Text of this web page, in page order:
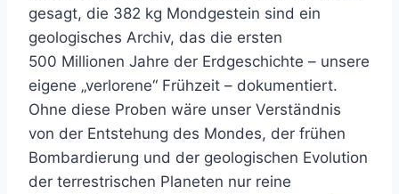
gesagt, die 382 kg Mondgestein sind ein
geologisches Archiv, das die ersten
500 Millionen Jahre der Erdgeschichte – unsere
eigene „verlorene“ Frühzeit – dokumentiert.
Ohne diese Proben wäre unser Verständnis
von der Entstehung des Mondes, der frühen
Bombardierung und der geologischen Evolution
der terrestrischen Planeten nur reine